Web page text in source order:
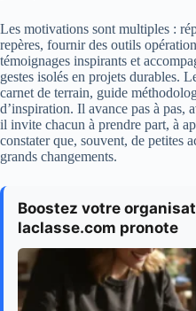
Les motivations sont multiples :
repères, fournir des outils
témoignages inspirants et
gestes isolés en projets durables.
carnet de terrain, guide
d’inspiration. Il avance pas à pas,
il invite chacun à prendre part, à
constater que, souvent, de petites
grands changements.
Boostez votre
laclasse.com pronote